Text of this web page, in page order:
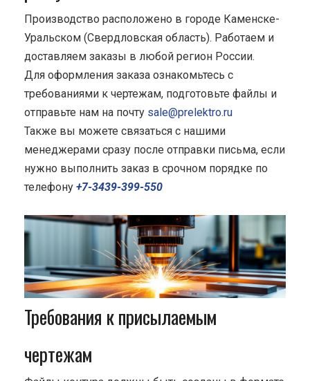
Производство расположено в городе Каменске-
Уральском (Свердловская область). Работаем и
доставляем заказы в любой регион России.
Для оформления заказа ознакомьтесь с
требованиями к чертежам, подготовьте файлы и
отправьте нам на почту sale@prelektro.ru
Также вы можете связаться с нашими
менеджерами сразу после отправки письма, если
нужно выполнить заказ в срочном порядке по
телефону +7-3439-399-550
Требования к присылаемым
чертежам